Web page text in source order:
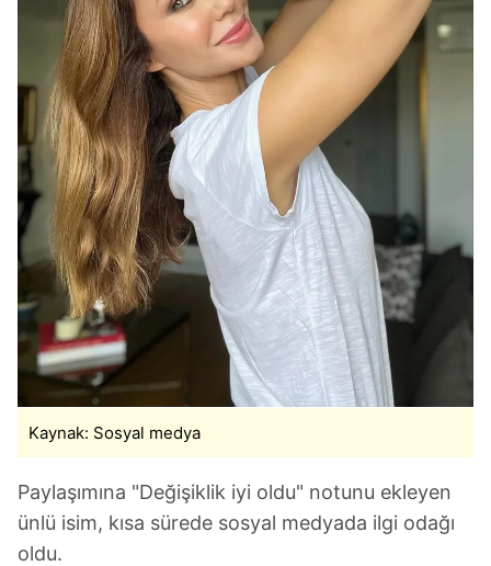
Kaynak: Sosyal medya
Paylaşımına "Değişiklik iyi oldu" notunu ekleyen
ünlü isim, kısa sürede sosyal medyada ilgi odağı
oldu.